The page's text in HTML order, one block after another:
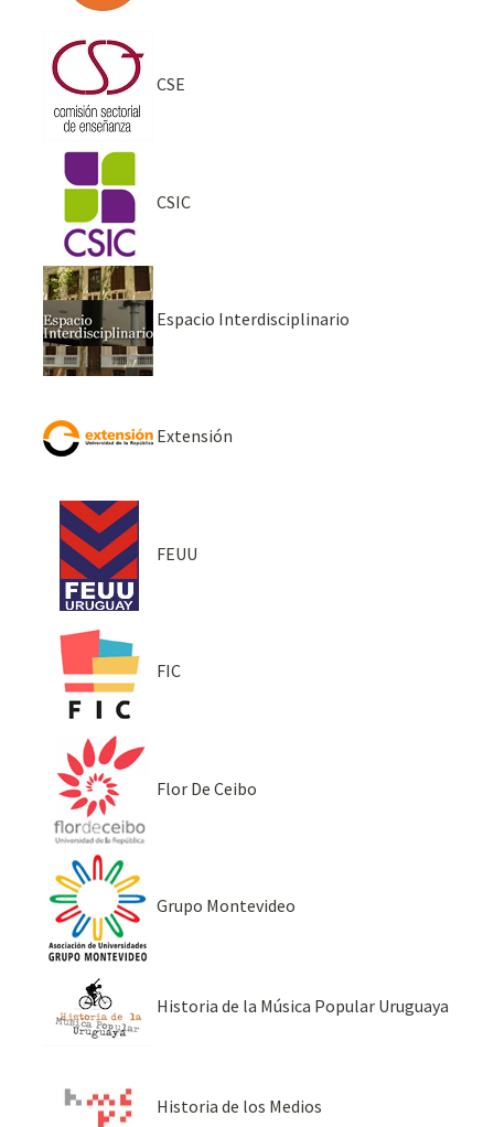
CSE
CSIC
Espacio Interdisciplinario
Extensión
FEUU
FIC
Flor De Ceibo
Grupo Montevideo
Historia de la Música Popular Uruguaya
Historia de los Medios